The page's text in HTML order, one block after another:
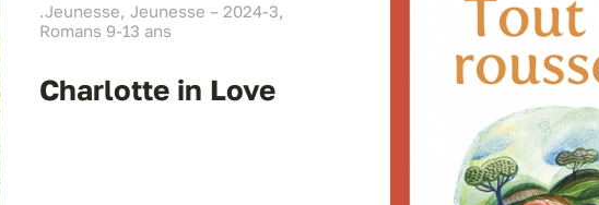
.Jeunesse, Jeunesse – 2024-3,
Romans 9-13 ans
Charlotte in Love